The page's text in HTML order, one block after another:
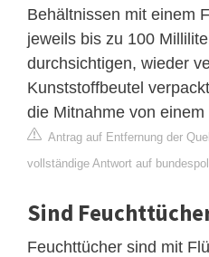
Behältnissen mit einem
jeweils bis zu 100
durchsichtigen, wieder
Kunststoffbeutel
die Mitnahme von
Antrag auf Entfernung der
vollständige Antwort auf
Sind
Feuchttücher sind mit